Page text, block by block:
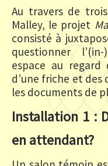
Au travers de
Malley, le projet
consisté à
questionner
espace au regard
d’une friche et
les documents de
Installation 1 :
en attendant?